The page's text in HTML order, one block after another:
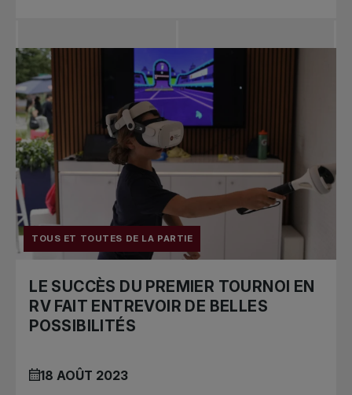
TOUS ET TOUTES DE LA PARTIE
LE SUCCÈS DU PREMIER TOURNOI EN
RV FAIT ENTREVOIR DE BELLES
POSSIBILITÉS
18 AOÛT 2023